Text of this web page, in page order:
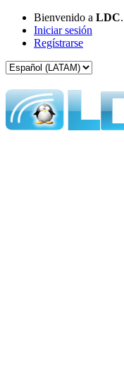
Bienvenido a LDC.
Iniciar sesión
Regístrarse